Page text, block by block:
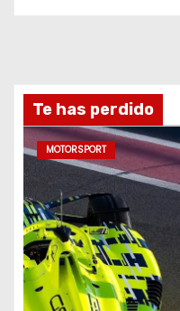
Te has perdido
MOTORSPORT